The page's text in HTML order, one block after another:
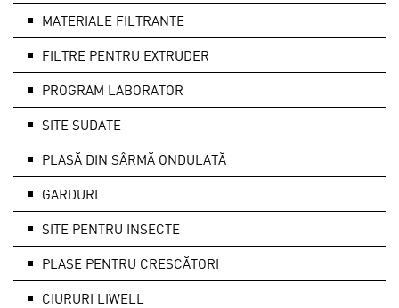
MATERIALE FILTRANTE
FILTRE PENTRU EXTRUDER
PROGRAM LABORATOR
SITE SUDATE
PLASĂ DIN SÂRMĂ ONDULATĂ
GARDURI
SITE PENTRU INSECTE
PLASE PENTRU CRESCĂTORI
CIURURI LIWELL